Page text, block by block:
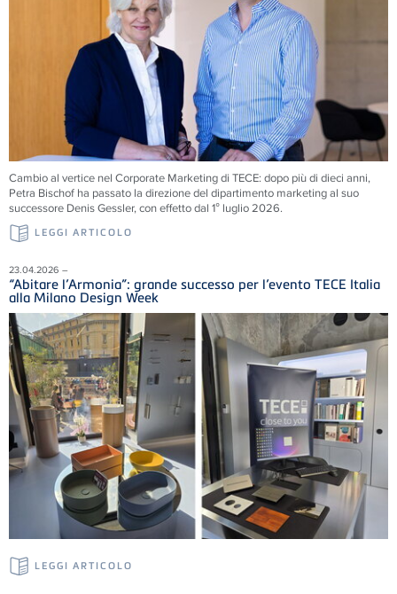
Cambio al vertice nel Corporate Marketing di TECE: dopo più di dieci anni,
Petra Bischof ha passato la direzione del dipartimento marketing al suo
successore Denis Gessler, con effetto dal 1° luglio 2026.
LEGGI ARTICOLO
23.04.2026 –
“Abitare l’Armonia”: grande successo per l’evento TECE Italia
alla Milano Design Week
LEGGI ARTICOLO